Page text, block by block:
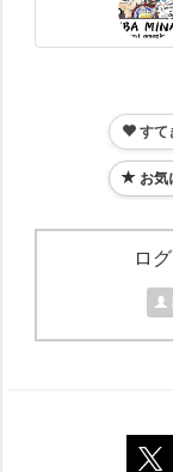
すて
お気
ロ